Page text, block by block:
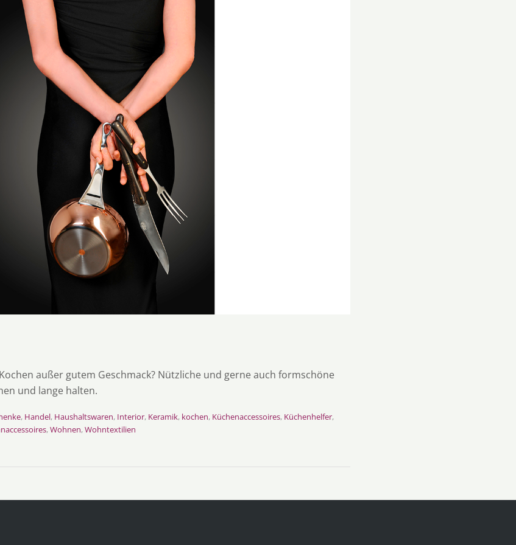
außer gutem Geschmack? Nützliche und gerne auch formschöne
und lange halten.
, Handel, Haushaltswaren, Interior, Keramik, kochen, Küchenaccessoires, Küchenhelfer,
,Wohnen,Wohntextilien